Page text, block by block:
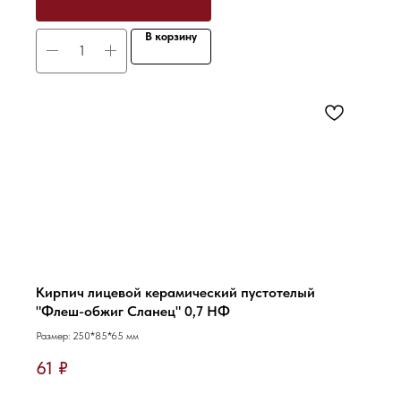
В корзину
Кирпич лицевой керамический пустотелый
"Флеш-обжиг Сланец" 0,7 НФ
Размер: 250*85*65 мм
61 ₽